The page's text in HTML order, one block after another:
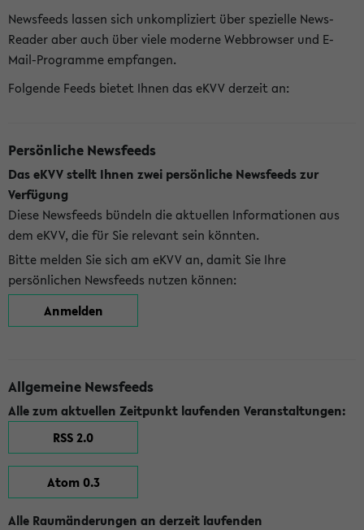
Newsfeeds lassen sich unkompliziert über spezielle News-
Reader aber auch über viele moderne Webbrowser und E-
Mail-Programme empfangen.
Folgende Feeds bietet Ihnen das eKVV derzeit an:
Persönliche Newsfeeds
Das eKVV stellt Ihnen zwei persönliche Newsfeeds zur
Verfügung
Diese Newsfeeds bündeln die aktuellen Informationen aus
dem eKVV, die für Sie relevant sein könnten.
Bitte melden Sie sich am eKVV an, damit Sie Ihre
persönlichen Newsfeeds nutzen können:
Anmelden
Allgemeine Newsfeeds
Alle zum aktuellen Zeitpunkt laufenden Veranstaltungen:
RSS 2.0
Atom 0.3
Alle Raumänderungen an derzeit laufenden